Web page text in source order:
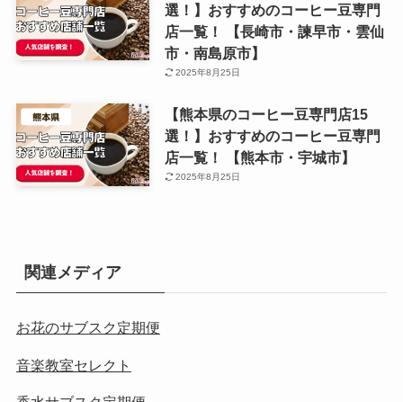
選！】おすすめのコーヒー豆専門
店一覧！ 【長崎市・諫早市・雲仙
市・南島原市】
2025年8月25日
【熊本県のコーヒー豆専門店15
選！】おすすめのコーヒー豆専門
店一覧！ 【熊本市・宇城市】
2025年8月25日
関連メディア
お花のサブスク定期便
音楽教室セレクト